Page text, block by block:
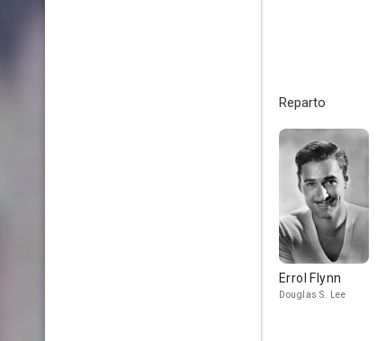
Reparto
Errol Flynn
Douglas S. Lee